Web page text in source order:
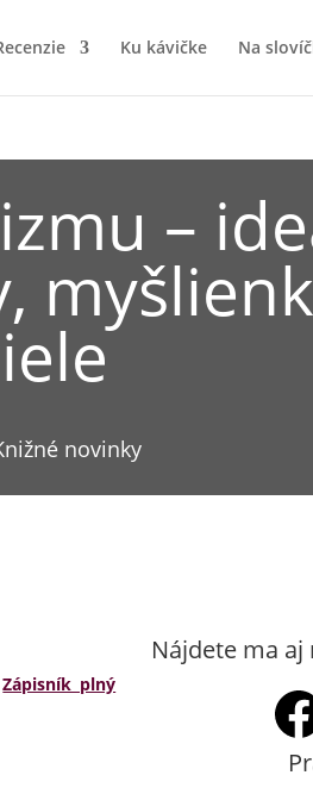
Ku kávičke Na
–
novinky
Zápisník plný
Nájdete ma aj